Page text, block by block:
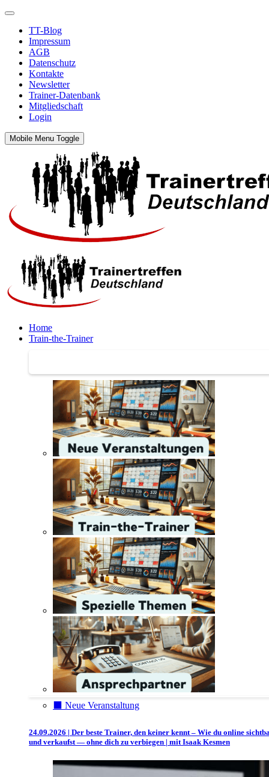
TT-Blog
Impressum
AGB
Datenschutz
Kontakte
Newsletter
Trainer-Datenbank
Mitgliedschaft
Login
Mobile Menu Toggle
Home
Train-the-Trainer
⬛️ Neue Veranstaltung
24.09.2026 | Der beste Trainer, den keiner kennt – Wie du online
und verkaufst — ohne dich zu verbiegen | mit Isaak Kesmen